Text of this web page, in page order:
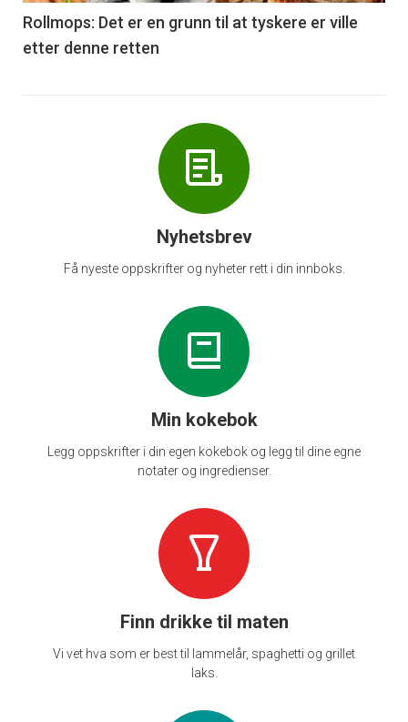
6
Rollmops: Det er en grunn til at tyskere er ville
etter denne retten
Nyhetsbrev
Få nyeste oppskrifter og nyheter rett i din innboks.
Min kokebok
Legg oppskrifter i din egen kokebok og legg til dine egne
notater og ingredienser.
Finn drikke til maten
Vi vet hva som er best til lammelår, spaghetti og grillet
laks.